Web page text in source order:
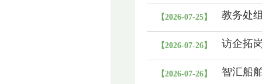
【2026-07-25】 教务处
【2026-07-26】
访企拓
走访交
【2026-07-26】
智汇船